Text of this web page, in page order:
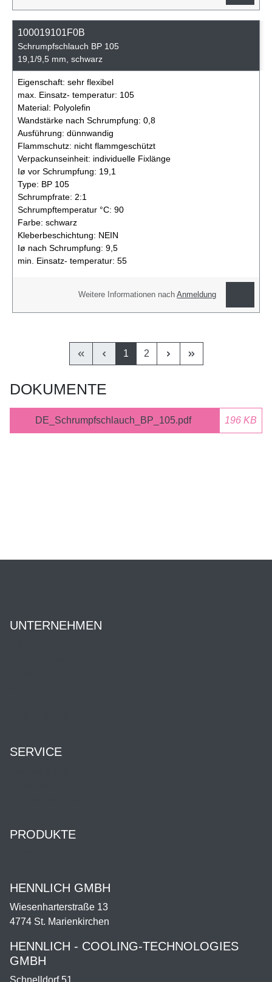
100019101F0B
Schrumpfschlauch BP 105
19,1/9,5 mm, schwarz
Eigenschaft: sehr flexibel
max. Einsatz- temperatur: 105
Material: Polyolefin
Wandstärke nach Schrumpfung: 0,8
Ausführung: dünnwandig
Flammschutz: nicht flammgeschützt
Verpackunseinheit: individuelle Fixlänge
Iø vor Schrumpfung: 19,1
Type: BP 105
Schrumpfrate: 2:1
Schrumpftemperatur °C: 90
Farbe: schwarz
Kleberbeschichtung: NEIN
Iø nach Schrumpfung: 9,5
min. Einsatz- temperatur: 55
Weitere Informationen nachAnmeldung
1 2
DOKUMENTE
DE_Schrumpfschlauch_BP_105.pdf 196 KB
UNTERNEHMEN
SERVICE
PRODUKTE
HENNLICH GMBH
Wiesenharterstraße 13
4774 St. Marienkirchen
HENNLICH - COOLING-TECHNOLOGIES
GMBH
Schnelldorf 51